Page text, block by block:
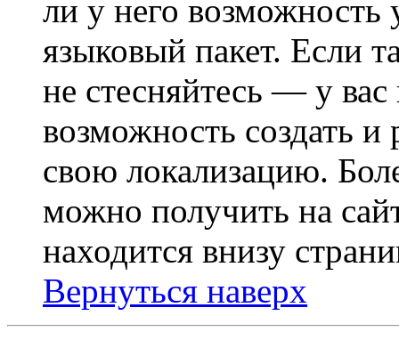
ли у него
языковый пакет. Если
не стесняйтесь — у вас
возможность создать
свою локализацию.
можно получить на
находится внизу
Вернуться наверх